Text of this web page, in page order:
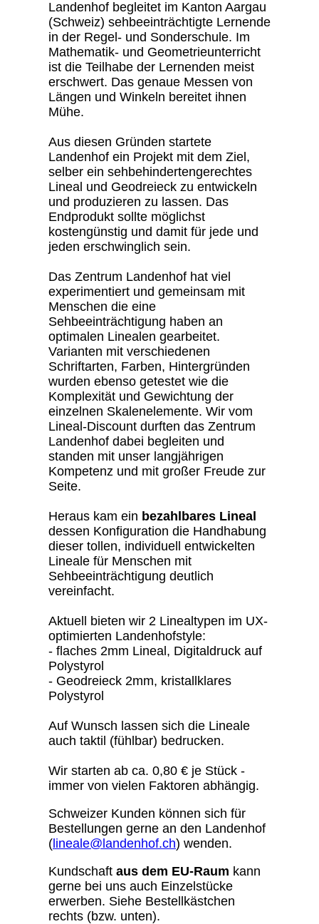
Landenhof begleitet im Kanton Aargau
(Schweiz) sehbeeinträchtigte Lernende
in der Regel- und Sonderschule. Im
Mathematik- und Geometrieunterricht
ist die Teilhabe der Lernenden meist
erschwert. Das genaue Messen von
Längen und Winkeln bereitet ihnen
Mühe.
Aus diesen Gründen startete
Landenhof ein Projekt mit dem Ziel,
selber ein sehbehindertengerechtes
Lineal und Geodreieck zu entwickeln
und produzieren zu lassen. Das
Endprodukt sollte möglichst
kostengünstig und damit für jede und
jeden erschwinglich sein.
Das Zentrum Landenhof hat viel
experimentiert und gemeinsam mit
Menschen die eine
Sehbeeinträchtigung haben an
optimalen Linealen gearbeitet.
Varianten mit verschiedenen
Schriftarten, Farben, Hintergründen
wurden ebenso getestet wie die
Komplexität und Gewichtung der
einzelnen Skalenelemente. Wir vom
Lineal-Discount durften das Zentrum
Landenhof dabei begleiten und
standen mit unser langjährigen
Kompetenz und mit großer Freude zur
Seite.
Heraus kam ein bezahlbares Lineal
dessen Konfiguration die Handhabung
dieser tollen, individuell entwickelten
Lineale für Menschen mit
Sehbeeinträchtigung deutlich
vereinfacht.
Aktuell bieten wir 2 Linealtypen im UX-
optimierten Landenhofstyle:
- flaches 2mm Lineal, Digitaldruck auf
Polystyrol
- Geodreieck 2mm, kristallklares
Polystyrol
Auf Wunsch lassen sich die Lineale
auch taktil (fühlbar) bedrucken.
Wir starten ab ca. 0,80 € je Stück -
immer von vielen Faktoren abhängig.
Schweizer Kunden können sich für
Bestellungen gerne an den Landenhof
(lineale@landenhof.ch) wenden.
Kundschaft aus dem EU-Raum kann
gerne bei uns auch Einzelstücke
erwerben. Siehe Bestellkästchen
rechts (bzw. unten).